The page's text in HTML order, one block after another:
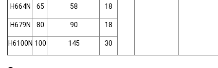
H664N 65 58 18
H679N 80 90 18
H6100N 100 145 30